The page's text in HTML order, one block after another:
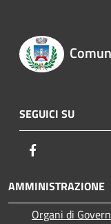
SEGUICI SU
AMMINISTRAZIONE
Organi di